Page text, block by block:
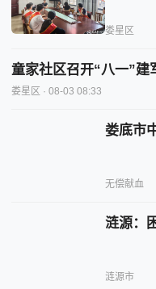
娄星区
童家社区召开“八一”建
娄星区 · 08-03 08:33
娄底市
无偿献血
涟源：
涟源市